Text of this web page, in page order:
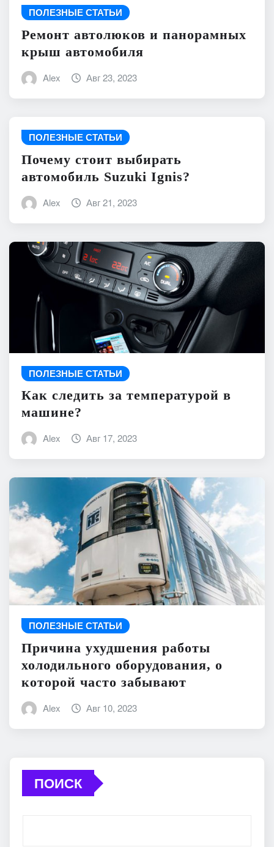
ПОЛЕЗНЫЕ СТАТЬИ
Ремонт автолюков и панорамных
крыш автомобиля
Alex Авг 23, 2023
ПОЛЕЗНЫЕ СТАТЬИ
Почему стоит выбирать
автомобиль Suzuki Ignis?
Alex Авг 21, 2023
ПОЛЕЗНЫЕ СТАТЬИ
Как следить за температурой в
машине?
Alex Авг 17, 2023
ПОЛЕЗНЫЕ СТАТЬИ
Причина ухудшения работы
холодильного оборудования, о
которой часто забывают
Alex Авг 10, 2023
ПОИСК